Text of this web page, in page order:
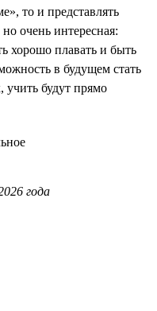
то и представлять
очень интересная:
хорошо плавать и быть
в будущем стать
будут прямо
года